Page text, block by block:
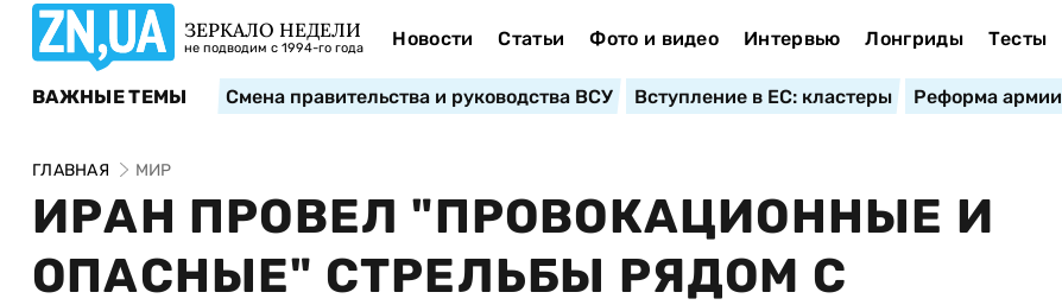
ЗЕРКАЛО НЕДЕЛИ
не подводим с 1994-го года Новости Статьи Фото и видео Интервью Лонгриды Тесты
ВАЖНЫЕ ТЕМЫ Смена правительства и руководства ВСУ Вступление в ЕС: кластеры Реформа армии
ГЛАВНАЯ МИР
ИРАН ПРОВЕЛ "ПРОВОКАЦИОННЫЕ И
ОПАСНЫЕ" СТРЕЛЬБЫ РЯДОМ С